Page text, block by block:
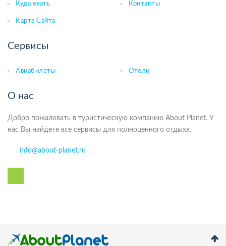
Куда ехать Контакты
Карта Сайта
Сервисы
Авиабилеты Отели
О нас
Добро пожаловать в туристическую компанию About Planet. У
нас Вы найдете все сервисы для полноценного отдыха.
info@about-planet.ru